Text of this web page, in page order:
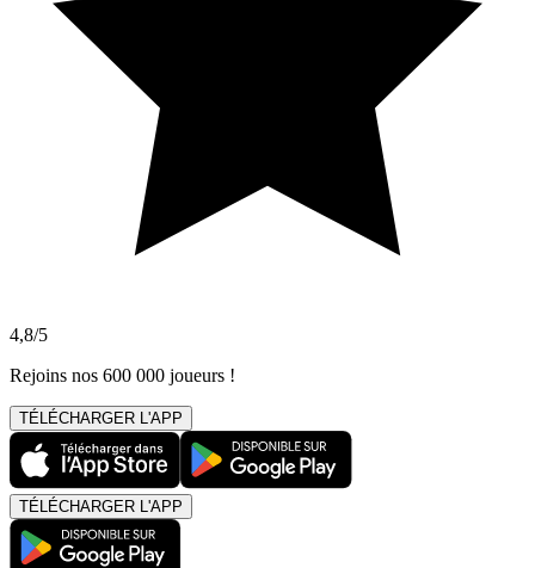
4,8/5
Rejoins nos 600 000 joueurs !
TÉLÉCHARGER L'APP
TÉLÉCHARGER L'APP